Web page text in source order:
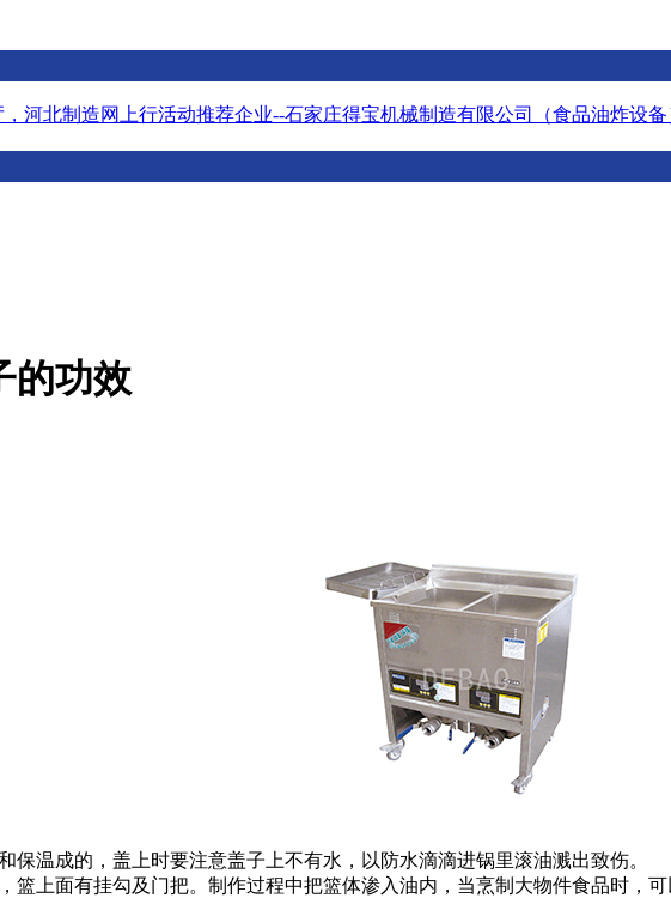
河北制造网上行活动推荐企业--石家庄得宝机械制造有限公司（食品油炸设备
的功效
保温成的，盖上时要注意盖子上不有水，以防水滴滴进锅里滚油溅出致伤。
篮上面有挂勾及门把。制作过程中把篮体渗入油内，当烹制大物件食品时，可